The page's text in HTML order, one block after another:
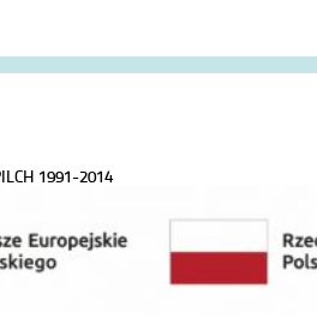
1991-2014